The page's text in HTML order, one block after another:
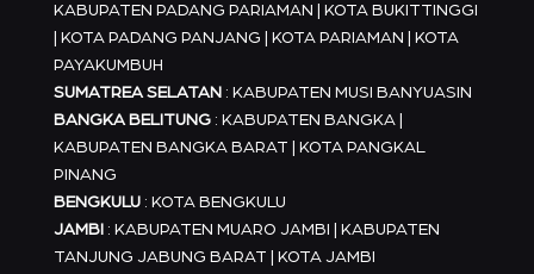
KABUPATEN PADANG PARIAMAN | KOTA BUKITTINGGI
| KOTA PADANG PANJANG | KOTA PARIAMAN | KOTA
PAYAKUMBUH
SUMATREA SELATAN: KABUPATEN MUSI BANYUASIN
BANGKA BELITUNG: KABUPATEN BANGKA |
KABUPATEN BANGKA BARAT | KOTA PANGKAL
PINANG
BENGKULU: KOTA BENGKULU
JAMBI: KABUPATEN MUARO JAMBI | KABUPATEN
TANJUNG JABUNG BARAT | KOTA JAMBI